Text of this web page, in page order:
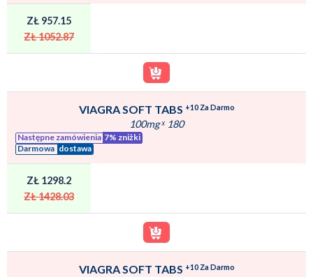
ZŁ 957.15
ZŁ 1052.87
VIAGRA SOFT TABS +10 Za Darmo
100mgˣ 180
Następne zamówienia 7% zniżki
Darmowa dostawa
ZŁ 1298.2
ZŁ 1428.03
VIAGRA SOFT TABS +10 Za Darmo